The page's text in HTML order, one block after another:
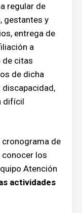
regular de
gestantes y
entrega de
a
de citas
de dicha
discapacidad,
difícil
de
los
Atención
actividades